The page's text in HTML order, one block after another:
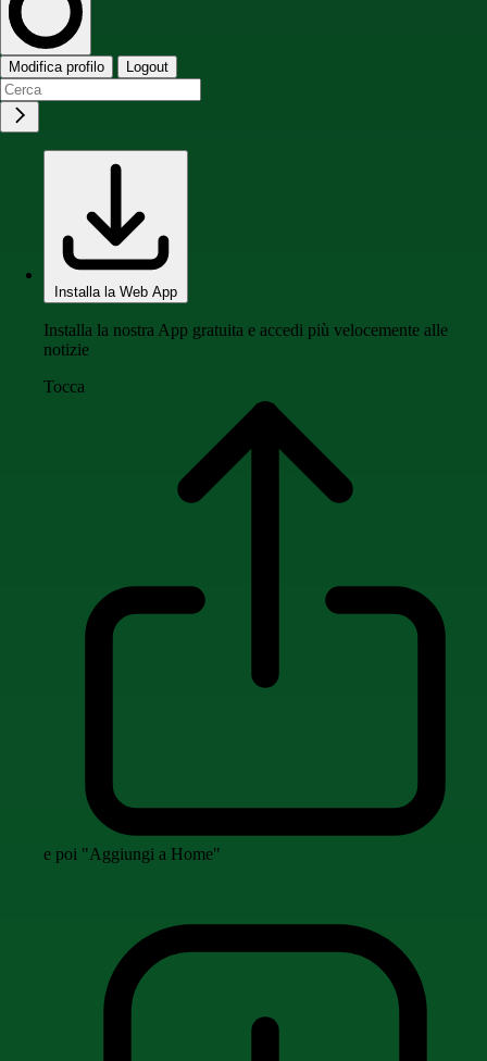
Modifica profilo Logout
Installa la Web App
Installa la nostra App gratuita e accedi più velocemente alle
notizie
Tocca
e poi "Aggiungi a Home"